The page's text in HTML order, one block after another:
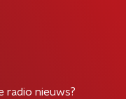
radio nieuws?